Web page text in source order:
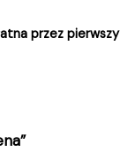
przez